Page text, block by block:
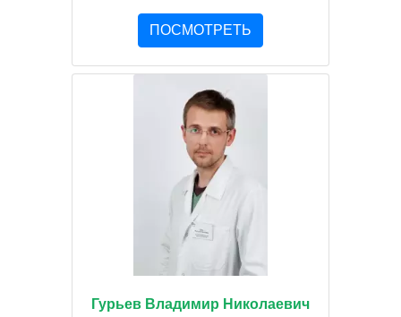
ПОСМОТРЕТЬ
Гурьев Владимир Николаевич